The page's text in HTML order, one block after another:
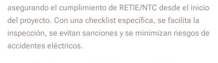
asegurando el cumplimiento de RETIE/NTC desde el inicio
del proyecto. Con una checklist específica, se facilita la
inspección, se evitan sanciones y se minimizan riesgos de
accidentes eléctricos.